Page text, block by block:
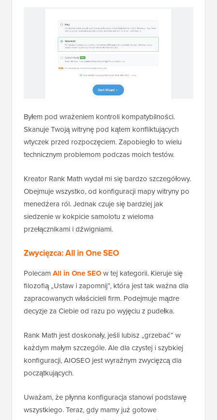
Byłem pod wrażeniem kontroli kompatybilności.
Skanuje Twoją witrynę pod kątem konfliktujących
wtyczek przed rozpoczęciem. Zapobiegło to wielu
technicznym problemom podczas moich testów.
Kreator Rank Math wydał mi się bardzo szczegółowy.
Obejmuje wszystko, od konfiguracji mapy witryny po
menedżera ról. Jednak czuje się bardziej jak
siedzenie w kokpicie samolotu z wieloma
przełącznikami i dźwigniami.
Zwycięzca: All in One SEO
Polecam All in One SEOw tej kategorii. Kieruje się
filozofią „Ustaw i zapomnij”, która jest tak ważna dla
zapracowanych właścicieli firm. Podejmuje mądre
decyzje za Ciebie od razu po wyjęciu z pudełka.
Rank Math jest doskonały, jeśli lubisz „grzebać” w
każdym małym szczególe. Ale dla czystej i szybkiej
konfiguracji, AIOSEO jest wyraźnym zwycięzcą dla
początkujących.
Uważam, że płynna konfiguracja stanowi podstawę
wszystkiego. Teraz, gdy mamy już gotowe